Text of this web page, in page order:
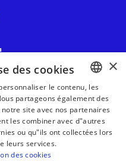
BASQUE
FRENCH
×
des cookies
le contenu, les
partageons également des
site avec nos partenaires
les combiner avec d"autres
ou qu"ils ont collectées lors
leurs services.
des cookies